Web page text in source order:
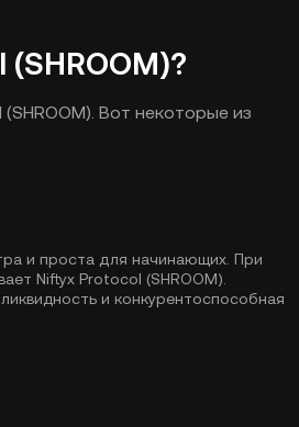
Вот некоторые из
и проста для начинающих. При
Niftyx Protocol (SHROOM).
и конкурентоспособная